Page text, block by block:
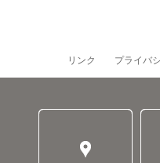
リンク プライバ